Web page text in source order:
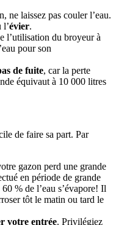
ne laissez pas couler l’eau.
l’évier.
l’utilisation du broyeur à
pour son
de fuite, car la perte
équivaut à 10 000 litres
de faire sa part. Par
gazon perd une grande
en période de grande
% de l’eau s’évapore! Il
tôt le matin ou tard le
votre entrée. Privilégiez